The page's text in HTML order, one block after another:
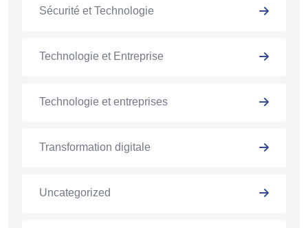
Sécurité et Technologie
Technologie et Entreprise
Technologie et entreprises
Transformation digitale
Uncategorized